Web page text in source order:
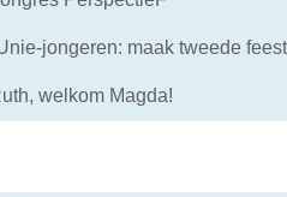
19:03
jongeren: maak tweede
18:50welkom Magda!